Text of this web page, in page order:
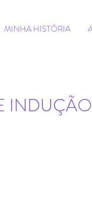
MINHA HISTÓRIA